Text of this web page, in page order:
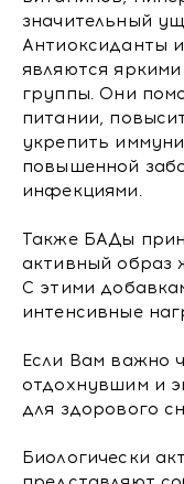
значительный
Антиоксиданты
являются
группы. Они
питании,
укрепить
повышенной
инфекциями.
Также БАДы
активный образ
С этими
интенсивные
Если Вам важно
отдохнувшим и
для здорового
Биологически